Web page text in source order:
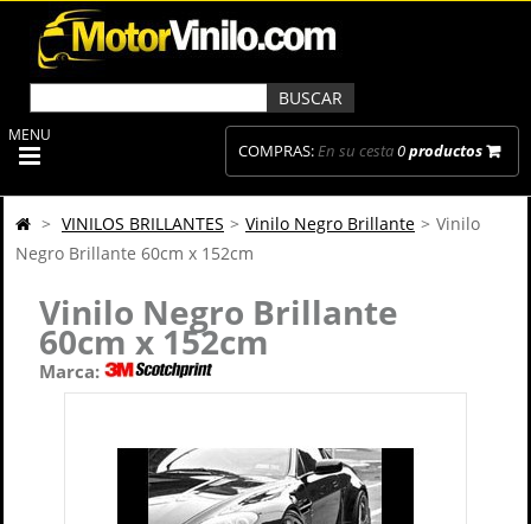
COMPRAS:En su cesta0productos
MENU
> VINILOS BRILLANTES > Vinilo Negro Brillante > Vinilo
Negro Brillante 60cm x 152cm
Vinilo Negro Brillante
60cm x 152cm
Marca: